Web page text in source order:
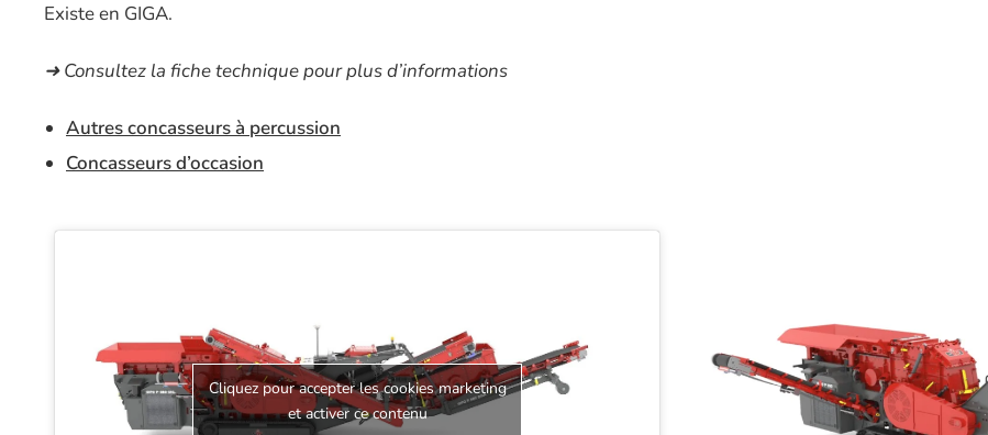
Existe en GIGA.
➜ Consultez la fiche technique pour plus d’informations
Autres concasseurs à percussion
Concasseurs d’occasion
Cliquez pour accepter les cookies marketing
et activer ce contenu